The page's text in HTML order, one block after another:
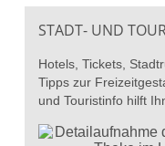
STADT- UND
Hotels, Tickets,
Tipps zur
und Touristinfo hilft